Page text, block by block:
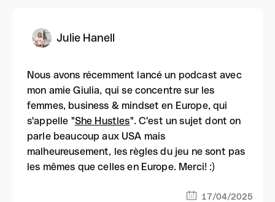
Julie Hanell
Nous avons récemment lancé un podcast avec
mon amie Giulia, qui se concentre sur les
femmes, business & mindset en Europe, qui
s'appelle "She Hustles". C'est un sujet dont on
parle beaucoup aux USA mais
malheureusement, les règles du jeu ne sont pas
les mêmes que celles en Europe. Merci! :)
17/04/2025